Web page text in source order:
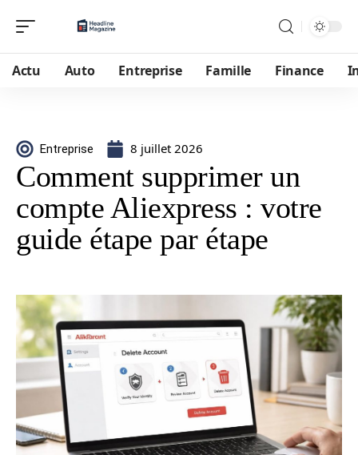
Actu Auto Entreprise Famille Finance
Entreprise 8 juillet 2026
Comment supprimer un
compte Aliexpress : votre
guide étape par étape